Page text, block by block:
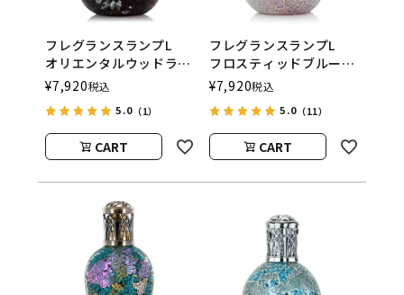
フレグランスランプL
オリエンタルウッドラン
ド
ASHLEIGH&BURWOOD
（アシュレイアンドバー
ウッド）
¥7,920税込
5.0 （1）
CART
フレグランスランプL
フロスティッドブルー
ム
ASHLEIGH&BURWOOD
（アシュレイアンドバー
ウッド）
¥7,920税込
5.0（11）
CART